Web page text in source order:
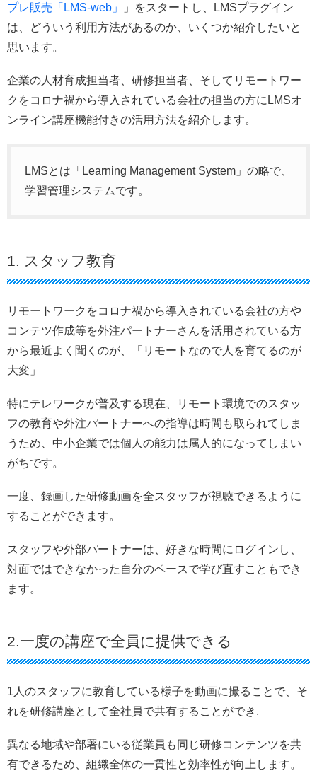
プレ販売「LMS-web」
」をスタートし、LMSプラグイン
は、どういう利用方法があるのか、いくつか紹介したいと
思います。
企業の人材育成担当者、研修担当者、そしてリモートワー
クをコロナ禍から導入されている会社の担当の方にLMSオ
ンライン講座機能付きの活用方法を紹介します。
LMSとは「Learning Management System」の略で、
学習管理システムです。
1. スタッフ教育
リモートワークをコロナ禍から導入されている会社の方や
コンテツ作成等を外注パートナーさんを活用されている方
から最近よく聞くのが、「リモートなので人を育てるのが
大変」
特にテレワークが普及する現在、リモート環境でのスタッ
フの教育や外注パートナーへの指導は時間も取られてしま
うため、中小企業では個人の能力は属人的になってしまい
がちです。
一度、録画した研修動画を全スタッフが視聴できるように
することができます。
スタッフや外部パートナーは、好きな時間にログインし、
対面ではできなかった自分のペースで学び直すこともでき
ます。
2.一度の講座で全員に提供できる
1人のスタッフに教育している様子を動画に撮ることで、そ
れを研修講座として全社員で共有することができ,
異なる地域や部署にいる従業員も同じ研修コンテンツを共
有できるため、組織全体の一貫性と効率性が向上します。